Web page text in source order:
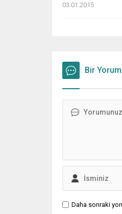
03.01.2015
Bir Yorum
Daha sonraki